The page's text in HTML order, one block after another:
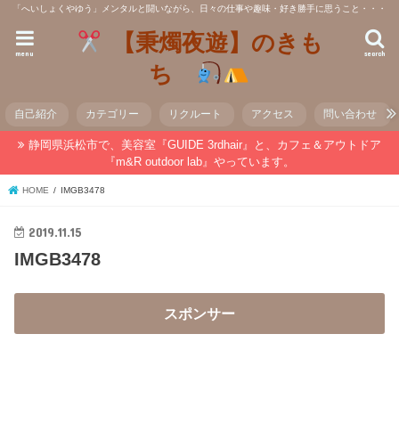
「へいしょくやゆう」メンタルと闘いながら、日々の仕事や趣味・好き勝手に思うこと・・・
【秉燭夜遊】のきも
ち
search
menu
自己紹介 カテゴリー リクルート アクセス 問い合わせ
静岡県浜松市で、美容室『GUIDE 3rdhair』と、カフェ＆アウトドア
『m&R outdoor lab』やっています。
HOME IMGB3478
2019.11.15
IMGB3478
スポンサー